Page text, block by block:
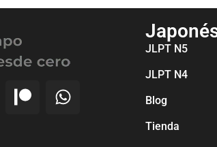
JLPT N5
JLPT N4
Blog
Tienda